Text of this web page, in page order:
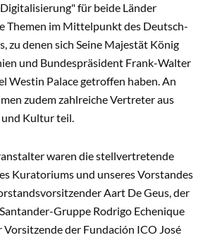
für beide Länder
Themen im Mittelpunkt des Deutsch-
zu denen sich Seine Majestät König
und Bundespräsident Frank-Walter
Westin Palace getroffen haben. An
zudem zahlreiche Vertreter aus
Kultur teil.
waren die stellvertretende
Kuratoriums und unseres Vorstandes
Aart De Geus, der
Gruppe Rodrigo Echenique
der Fundación ICO José